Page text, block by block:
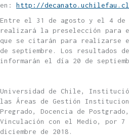
en: http://
Entre el 31 de agosto y el 4 de
realizará la preselección para
que se citarán para realizarse
de septiembre. Los resultados
informarán el día 20 de
Universidad de Chile,
las Áreas de Gestión
Pregrado, Docencia de
Vinculación con el Medio, por 7
diciembre de 2018.